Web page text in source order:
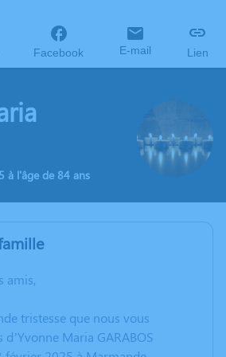
Facebook E-mail Lien
à l'âge de 84 ans
amis,
tristesse que nous vous
Maria GARABOS